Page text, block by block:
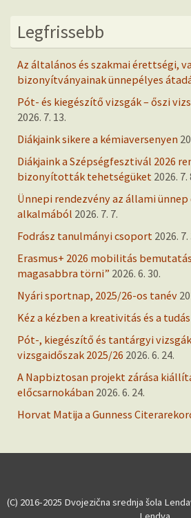
Legfrissebb
Az általános és szakmai érettségi,
bizonyítványainak ünnepélyes
Pót- és kiegészítő vizsgák – őszi
2026. 7. 13.
Diákjaink sikere a kémiaversenyen
Diákjaink a Szépségfesztivál 2026
bizonyították tehetségüket 2026. 7.
Ünnepi rendezvény az állami ünnep
alkalmából 2026. 7. 7.
Fodrász tanulmányi csoport 2026. 7.
Erasmus+ 2026 mobilitás
magasabbra törni” 2026. 6. 30.
Nyári sportnap, 2025/26-os tanév
Kéz a kézben a kreativitás és a tudás
Pót-, kiegészítő és tantárgyi
vizsgaidőszak 2025/26 2026. 6. 24.
A Napbiztosan projekt zárása
előcsarnokában 2026. 6. 24.
Horvat Matija a Gunness
(C) 2016-2025 Dvojezična srednja šola